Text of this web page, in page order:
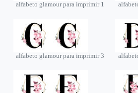
alfabeto glamour para imprimir 1
alfabeto glamour para imprimir 3